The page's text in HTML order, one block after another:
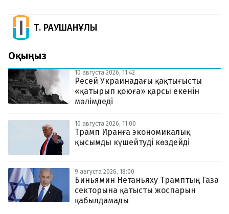
Т. РАУШАНҰЛЫ
Оқыңыз
10 августа 2026, 11:42
Ресей Украинадағы қақтығысты
«қатырып қоюға» қарсы екенін
мәлімдеді
10 августа 2026, 11:00
Трамп Иранға экономикалық
қысымды күшейтуді көздейді
9 августа 2026, 18:00
Биньямин Нетаньяху Трамптың Газа
секторына қатысты жоспарын
қабылдамады